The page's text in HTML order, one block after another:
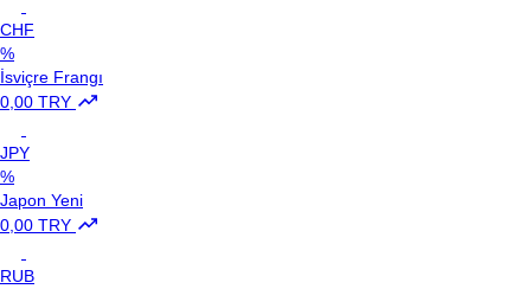
CHF
%
İsviçre Frangı
0,00 TRY
JPY
%
Japon Yeni
0,00 TRY
RUB